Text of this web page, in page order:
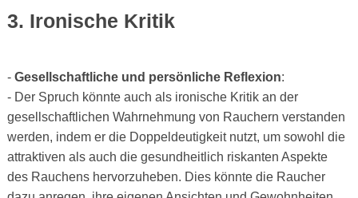
3. Ironische Kritik
- Gesellschaftliche und persönliche Reflexion:
- Der Spruch könnte auch als ironische Kritik an der
gesellschaftlichen Wahrnehmung von Rauchern verstanden
werden, indem er die Doppeldeutigkeit nutzt, um sowohl die
attraktiven als auch die gesundheitlich riskanten Aspekte
des Rauchens hervorzuheben. Dies könnte die Raucher